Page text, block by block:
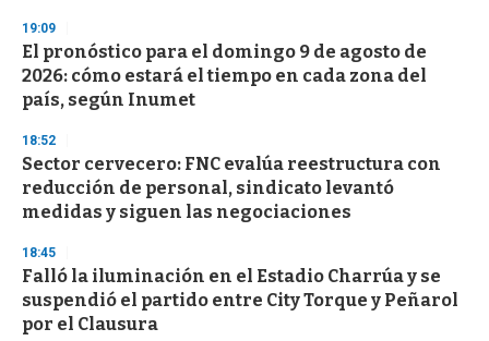
19:09
El pronóstico para el domingo 9 de agosto de
2026: cómo estará el tiempo en cada zona del
país, según Inumet
18:52
Sector cervecero: FNC evalúa reestructura con
reducción de personal, sindicato levantó
medidas y siguen las negociaciones
18:45
Falló la iluminación en el Estadio Charrúa y se
suspendió el partido entre City Torque y Peñarol
por el Clausura